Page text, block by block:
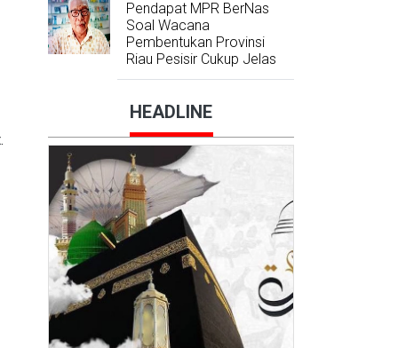
Pendapat MPR BerNas
Soal Wacana
Pembentukan Provinsi
Riau Pesisir Cukup Jelas
HEADLINE